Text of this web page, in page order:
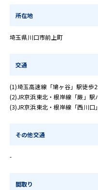
所在地
埼玉県川口市前上町
交通
(1)埼玉高速線「鳩ヶ谷」駅徒歩
(2)JR京浜東北・根岸線「蕨」
(3)JR京浜東北・根岸線「西川
その他交通
-
間取り